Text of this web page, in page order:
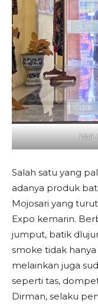
Wali
Salah satu yang
adanya produk
Mojosari yang
Expo kemarin.
jumput, batik
smoke tidak
melainkan juga
seperti tas,
Dirman, selaku